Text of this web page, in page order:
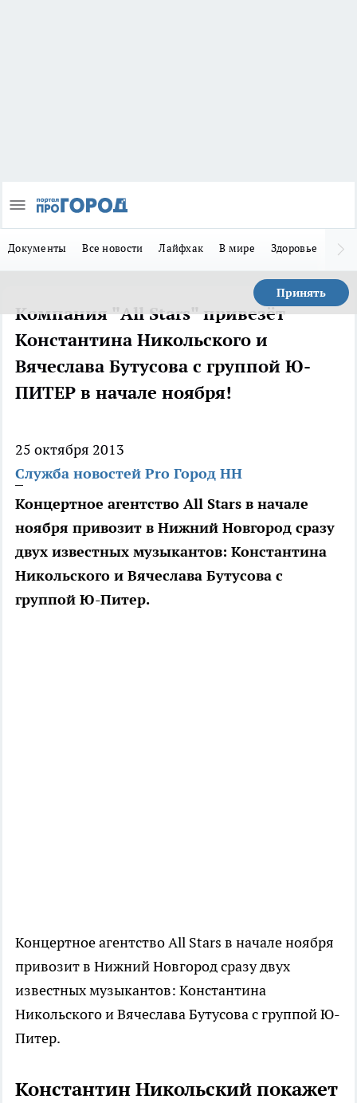
Документы Все новости Лайфхак В мире Здоровье
Принять
Компания "All Stars" привезёт
Константина Никольского и
Вячеслава Бутусова с группой Ю-
ПИТЕР в начале ноября!
25 октября 2013
Служба новостей Pro Город НН
Концертное агентство All Stars в начале
ноября привозит в Нижний Новгород сразу
двух известных музыкантов: Константина
Никольского и Вячеслава Бутусова с
группой Ю-Питер.
Концертное агентство All Stars в начале ноября
привозит в Нижний Новгород сразу двух
известных музыкантов: Константина
Никольского и Вячеслава Бутусова с группой Ю-
Питер.
Константин Никольский покажет